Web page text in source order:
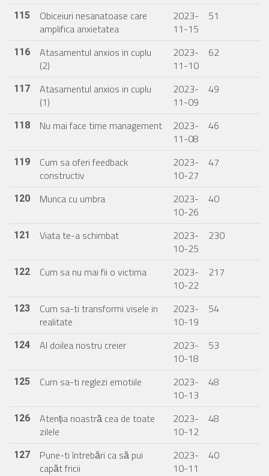
115
Obiceiuri nesanatoase care
amplifica anxietatea
2023-
11-15
51
116
Atasamentul anxios in cuplu
(2)
2023-
11-10
62
117
Atasamentul anxios in cuplu
(1)
2023-
11-09
49
118 Nu mai face time management
2023-
11-08
46
119
Cum sa oferi feedback
constructiv
2023-
10-27
47
120 Munca cu umbra
2023-
10-26
40
121 Viata te-a schimbat
2023-
10-25
230
122 Cum sa nu mai fii o victima
2023-
10-22
217
123
Cum sa-ti transformi visele in
realitate
2023-
10-19
54
124 Al doilea nostru creier
2023-
10-18
53
125 Cum sa-ti reglezi emotiile
2023-
10-13
48
126
Atenția noastră cea de toate
zilele
2023-
10-12
48
127
Pune-ti întrebări ca să pui
capăt fricii
2023-
10-11
40